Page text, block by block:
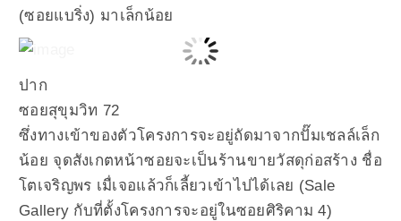
(ซอยแบริ่ง) มาเล็กน้อย
ปาก
ซอยสุขุมวิท 72
ซึ่งทางเข้าของตัวโครงการจะอยู่ถัดมาจากปั๊มเชลล์เล็ก
น้อย จุดสังเกตหน้าซอยจะเป็นร้านขายวัสดุก่อสร้าง ชื่อ
โตเจริญพร เมื่เจอแล้วก็เลี้ยวเข้าไปได้เลย (Sale
Gallery กับที่ตั้งโครงการจะอยู่ในซอยศิริคาม 4)